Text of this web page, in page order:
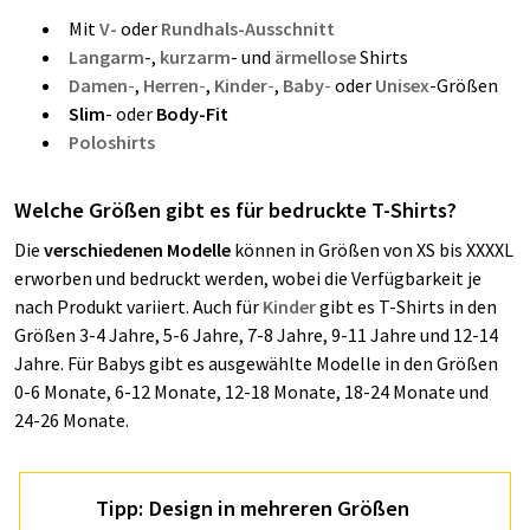
Mit V- oder Rundhals-Ausschnitt
Langarm-, kurzarm- und ärmelloseShirts
Damen-, Herren-, Kinder-, Baby- oder Unisex-Größen
Slim- oder Body-Fit
Poloshirts
Welche Größen gibt es für bedruckte T-Shirts?
Die verschiedenen Modelle können in Größen von XS bis XXXXL
erworben und bedruckt werden, wobei die Verfügbarkeit je
nach Produkt variiert. Auch für Kindergibt es T-Shirts in den
Größen 3-4 Jahre, 5-6 Jahre, 7-8 Jahre, 9-11 Jahre und 12-14
Jahre. Für Babys gibt es ausgewählte Modelle in den Größen
0-6 Monate, 6-12 Monate, 12-18 Monate, 18-24 Monate und
24-26 Monate.
Tipp: Design in mehreren Größen